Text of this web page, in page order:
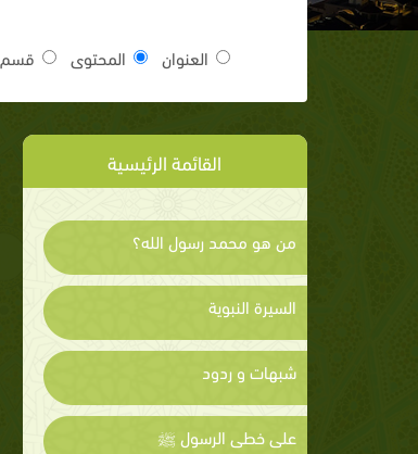
العنوان المحتوى قسم
القائمة الرئيسية
من هو محمد رسول الله؟
السيرة النبوية
شبهات و ردود
على خطى الرسول ﷺ